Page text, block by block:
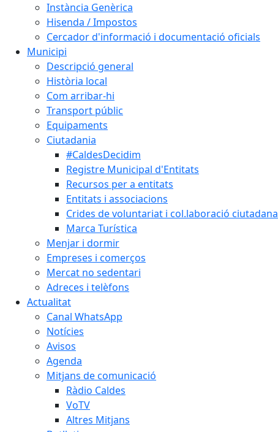
Instància Genèrica
Hisenda / Impostos
Cercador d'informació i documentació oficials
Municipi
Descripció general
Història local
Com arribar-hi
Transport públic
Equipaments
Ciutadania
#CaldesDecidim
Registre Municipal d'Entitats
Recursos per a entitats
Entitats i associacions
Crides de voluntariat i col.laboració ciutadana
Marca Turística
Menjar i dormir
Empreses i comerços
Mercat no sedentari
Adreces i telèfons
Actualitat
Canal WhatsApp
Notícies
Avisos
Agenda
Mitjans de comunicació
Ràdio Caldes
VoTV
Altres Mitjans